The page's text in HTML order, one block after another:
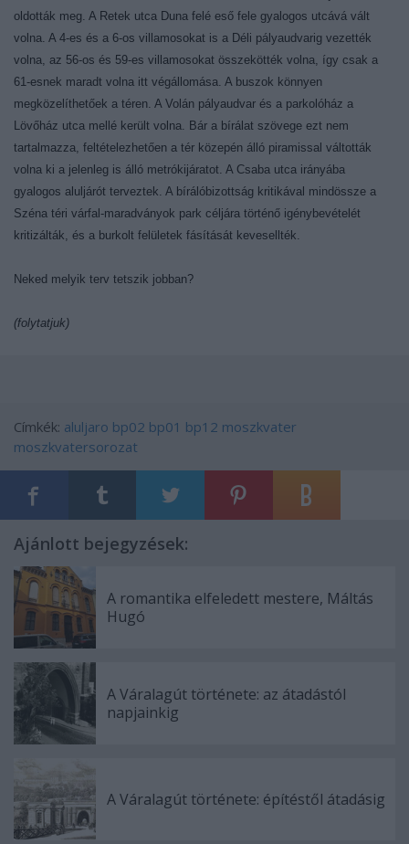
oldották meg. A Retek utca Duna felé eső fele gyalogos utcává vált
volna. A 4-es és a 6-os villamosokat is a Déli pályaudvarig vezették
volna, az 56-os és 59-es villamosokat összekötték volna, így csak a
61-esnek maradt volna itt végállomása. A buszok könnyen
megközelíthetőek a téren. A Volán pályaudvar és a parkolóház a
Lövőház utca mellé került volna. Bár a bírálat szövege ezt nem
tartalmazza, feltételezhetően a tér közepén álló piramissal váltották
volna ki a jelenleg is álló metrókijáratot. A Csaba utca irányába
gyalogos aluljárót terveztek. A bírálóbizottság kritikával mindössze a
Széna téri várfal-maradványok park céljára történő igénybevételét
kritizálták, és a burkolt felületek fásítását kevesellték.
Neked melyik terv tetszik jobban?
(folytatjuk)
Címkék: aluljaro bp02 bp01 bp12 moszkvater
moszkvatersorozat
Ajánlott bejegyzések:
A romantika elfeledett mestere, Máltás
Hugó
A Váralagút története: az átadástól
napjainkig
A Váralagút története: építéstől átadásig